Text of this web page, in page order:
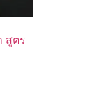
สูตร